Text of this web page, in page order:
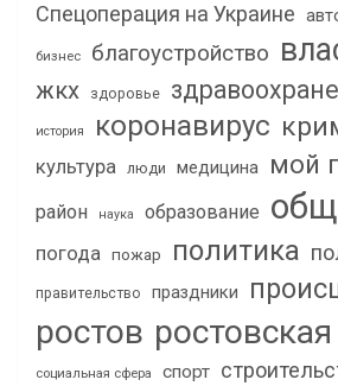
Спецоперация на Украине
бизнес благоустройство
жкх здоровье
история коронавирус
культура люди медицина мой
район
наука образование
погода пожар политика
правительство праздники
ростов
социальная сфера спорт